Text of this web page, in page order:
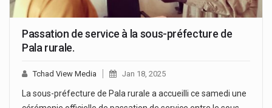
Passation de service à la sous-préfecture de
Pala rurale.
Tchad View Media Jan 18, 2025
La sous-préfecture de Pala rurale a accueilli ce samedi une